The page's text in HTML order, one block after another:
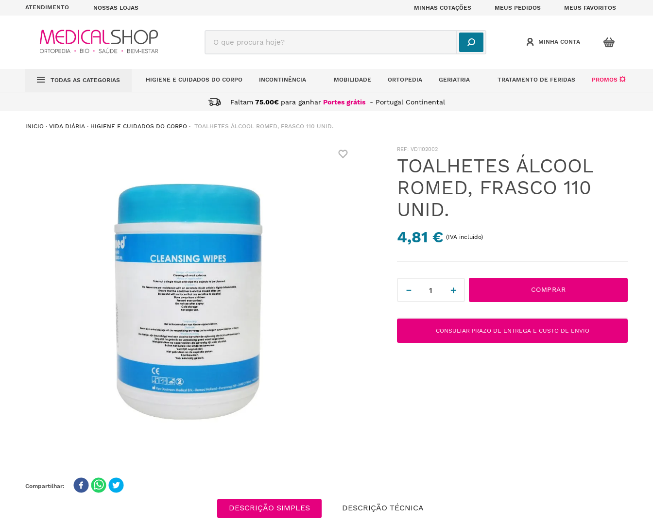
ATENDIMENTO NOSSAS LOJAS MINHAS COTAÇÕES MEUS PEDIDOS MEUS FAVORITOS
O que procura hoje?
TODAS AS CATEGORIAS HIGIENE E CUIDADOS DO CORPO INCONTINÊNCIA MOBILIDADE ORTOPEDIA GERIATRIA TRATAMENTO DE FERIDAS PROMOS 💥
Faltam 75.00€ para ganhar Portes grátis - Portugal Continental
VIDA DIÁRIA HIGIENE E CUIDADOS DO CORPO TOALHETES ÁLCOOL ROMED, FRASCO 110 UNID.
: VD1102002
TOALHETES ÁLCOOL
ROMED, FRASCO 110
UNID.
4,81 € (IVA incluido)
＋
－ COMPRAR
CONSULTAR PRAZO DE ENTREGA E CUSTO DE ENVIO
DESCRIÇÃO SIMPLES DESCRIÇÃO TÉCNICA